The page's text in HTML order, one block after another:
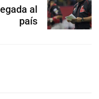
al
país